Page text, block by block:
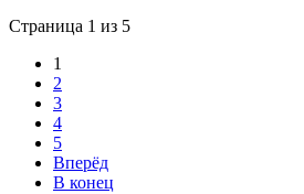
Страница 1 из 5
1
2
3
4
5
Вперёд
В конец